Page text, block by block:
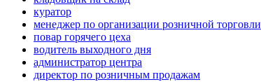
куратор
менеджер по организации розничной торговли
повар горячего цеха
водитель выходного дня
администратор центра
директор по розничным продажам